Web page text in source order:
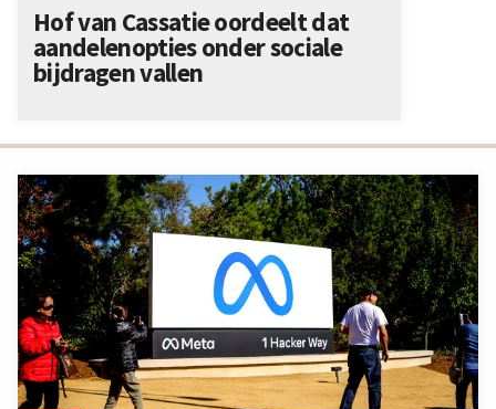
Hof van Cassatie oordeelt dat
aandelenopties onder sociale
bijdragen vallen